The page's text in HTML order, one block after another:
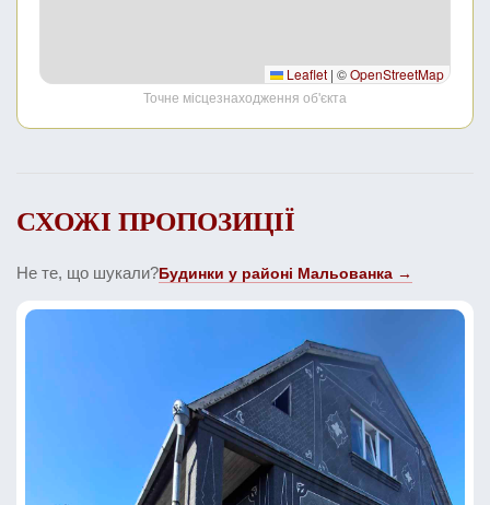
Leaflet | ©OpenStreetMap
Точне місцезнаходження об'єкта
СХОЖІ ПРОПОЗИЦІЇ
Не те, що шукали?Будинки у районі Мальованка →